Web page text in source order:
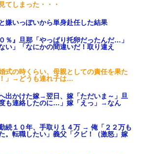
てしまった・・・
嫌いっぽいから単身赴任した結果
％』旦那「やっぱり托卵だったんだ…」
い」「なにかの間違いだ！取り違え
式の時くらい、母親としての責任を果た
」→どうも連れ子は…
出かけた嫁→翌日、嫁「ただいま～」旦
も連絡したのに…」嫁「えっ」→なん
続１０年、手取り１４万 → 俺「２２万も
。転職したい」義父「クビ！（激怒」嫁